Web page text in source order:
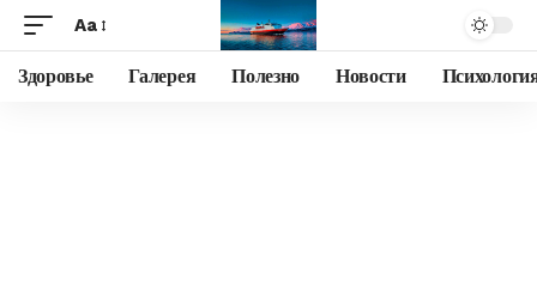
Aa
Здоровье Галерея Полезно Новости